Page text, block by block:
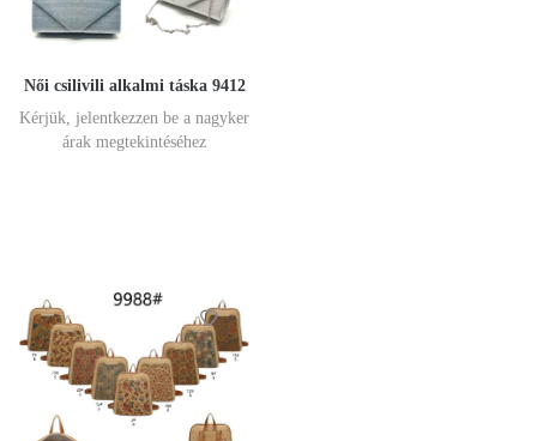
Női csilivili alkalmi táska 9412
Kérjük, jelentkezzen be a nagyker
árak megtekintéséhez